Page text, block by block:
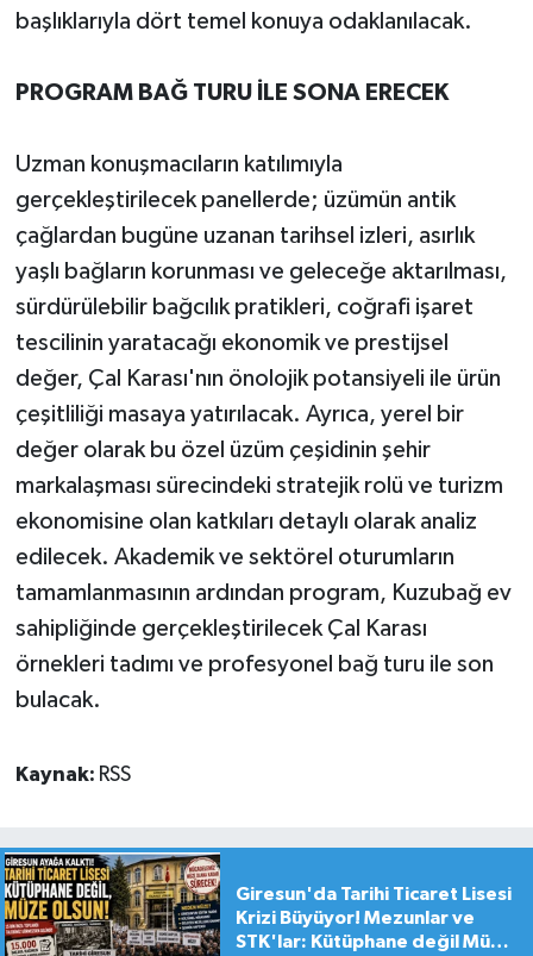
başlıklarıyla dört temel konuya odaklanılacak.
PROGRAM BAĞ TURU İLE SONA ERECEK
Uzman konuşmacıların katılımıyla
gerçekleştirilecek panellerde; üzümün antik
çağlardan bugüne uzanan tarihsel izleri, asırlık
yaşlı bağların korunması ve geleceğe aktarılması,
sürdürülebilir bağcılık pratikleri, coğrafi işaret
tescilinin yaratacağı ekonomik ve prestijsel
değer, Çal Karası'nın önolojik potansiyeli ile ürün
çeşitliliği masaya yatırılacak. Ayrıca, yerel bir
değer olarak bu özel üzüm çeşidinin şehir
markalaşması sürecindeki stratejik rolü ve turizm
ekonomisine olan katkıları detaylı olarak analiz
edilecek. Akademik ve sektörel oturumların
tamamlanmasının ardından program, Kuzubağ ev
sahipliğinde gerçekleştirilecek Çal Karası
örnekleri tadımı ve profesyonel bağ turu ile son
bulacak.
Kaynak: RSS
Giresun'da Tarihi Ticaret Lisesi
Krizi Büyüyor! Mezunlar ve
STK'lar: Kütüphane değil Müze